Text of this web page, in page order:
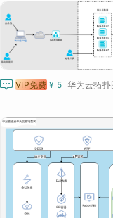
 VIP免费 ¥ 5 华为云拓扑